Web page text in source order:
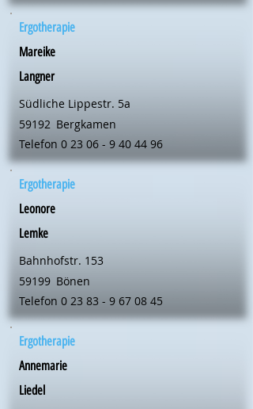
Ergotherapie
Mareike
Langner
Südliche Lippestr. 5a
59192 Bergkamen
Telefon 0 23 06 - 9 40 44 96
Ergotherapie
Leonore
Lemke
Bahnhofstr. 153
59199 Bönen
Telefon 0 23 83 - 9 67 08 45
Ergotherapie
Annemarie
Liedel